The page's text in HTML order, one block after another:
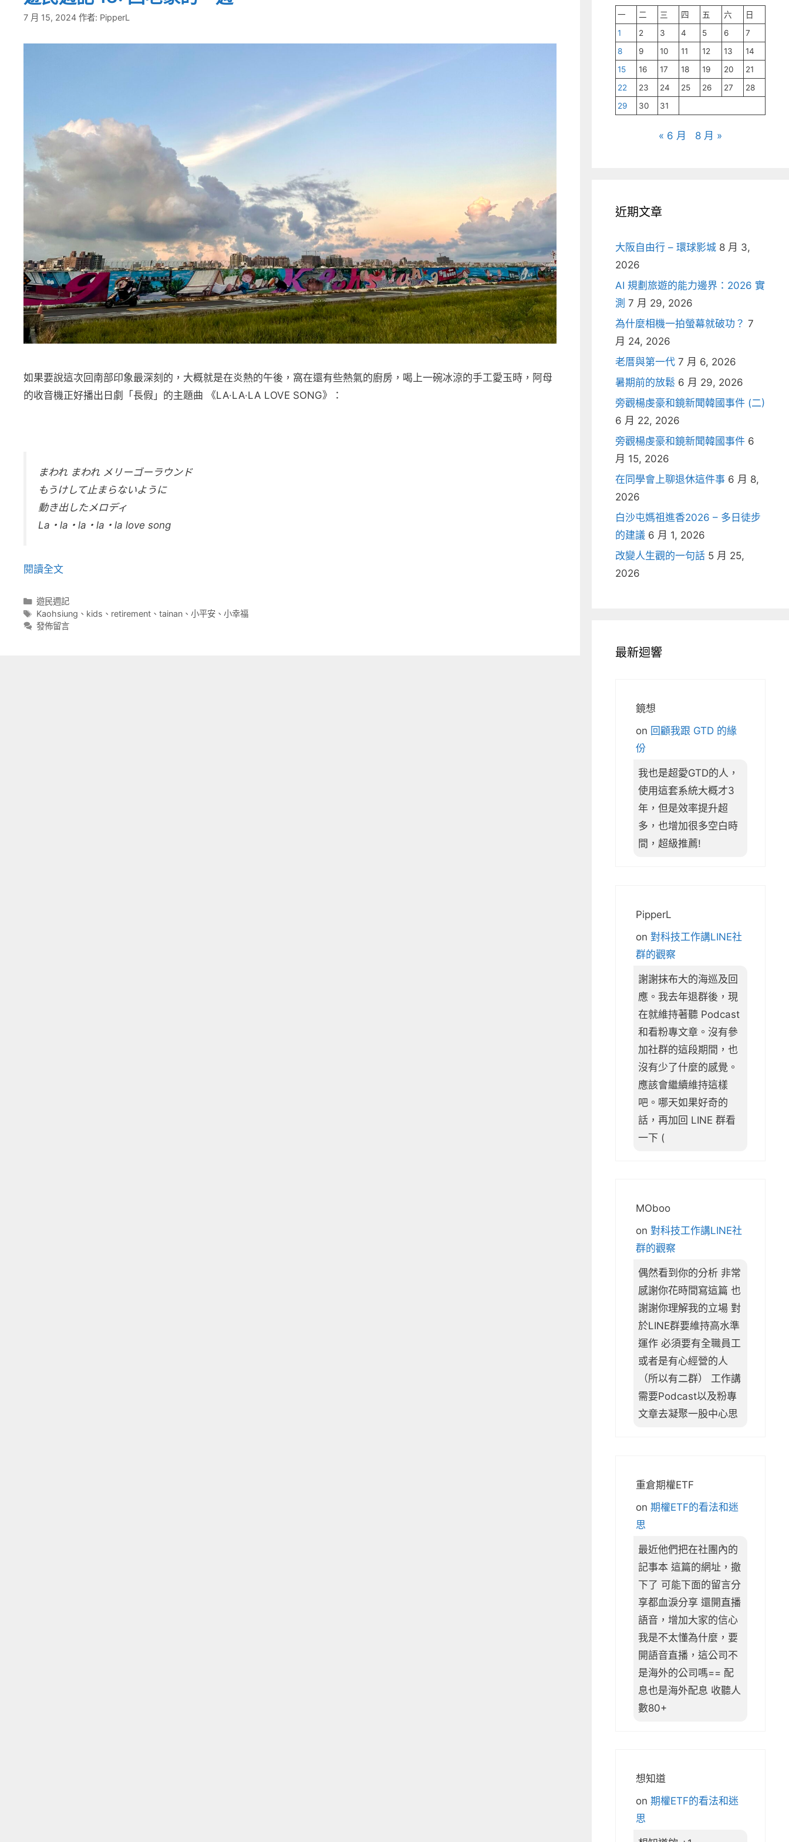
7 月 15, 2024 作者: PipperL
如果要說這次回南部印象最深刻的，大概就是在炎熱的午後，窩在還有些熱氣的廚房，喝上一碗冰涼的手工愛玉時，阿母
的收音機正好播出日劇「長假」的主題曲 《LA·LA·LA LOVE SONG》：
まわれ まわれ メリーゴーラウンド
もうけして止まらないように
動き出したメロディ
La・la・la・la・la love song
閱讀全文
分
類
遊民週記
標
籤
Kaohsiung 、 kids 、 retirement、 tainan、 小平安、 小幸福
發佈留言
一 二 三 四 五 六
日
1
2 3 4 5 6
7
8
9 10 11 12 13
14
15
16 17 18 19 20
21
22
23 24 25 26 27
28
29
30 31
« 6 月 8 月 »
近期文章
大阪自由行 – 環球影城 8 月 3,
2026
AI 規劃旅遊的能力邊界：2026 實
測 7 月 29, 2026
為什麼相機一拍螢幕就破功？ 7
月 24, 2026
老厝與第一代 7 月 6, 2026
暑期前的放鬆 6 月 29, 2026
旁觀楊虔豪和鏡新聞韓國事件 (二)
6 月 22, 2026
旁觀楊虔豪和鏡新聞韓國事件 6
月 15, 2026
在同學會上聊退休這件事 6 月 8,
2026
白沙屯媽祖進香2026 – 多日徒步
的建議 6 月 1, 2026
改變人生觀的一句話 5 月 25,
2026
最新迴響
鏡想
on 回顧我跟 GTD 的緣
份
我也是超愛GTD的人，
使用這套系統大概才3
年，但是效率提升超
多，也增加很多空白時
間，超級推薦!
PipperL
on 對科技工作講LINE社
群的觀察
謝謝抹布大的海巡及回
應。我去年退群後，現
在就維持著聽 Podcast
和看粉專文章。沒有參
加社群的這段期間，也
沒有少了什麼的感覺。
應該會繼續維持這樣
吧。哪天如果好奇的
話，再加回 LINE 群看
一下 (
MOboo
on 對科技工作講LINE社
群的觀察
偶然看到你的分析 非常
感謝你花時間寫這篇 也
謝謝你理解我的立場 對
於LINE群要維持高水準
運作 必須要有全職員工
或者是有心經營的人
（所以有二群） 工作講
需要Podcast以及粉專
文章去凝聚一股中心思
重倉期權ETF
on 期權ETF的看法和迷
思
最近他們把在社團內的
記事本 這篇的網址，撤
下了 可能下面的留言分
享都血淚分享 還開直播
語音，增加大家的信心
我是不太懂為什麼，要
開語音直播，這公司不
是海外的公司嗎== 配
息也是海外配息 收聽人
數80+
想知道
on 期權ETF的看法和迷
思